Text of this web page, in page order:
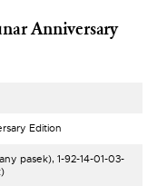
Anniversary
Edition
pasek), 1-92-14-01-03-